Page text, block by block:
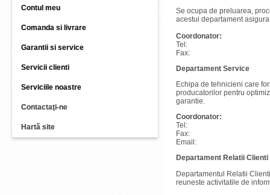
Contul meu
Comanda si livrare
Garantii si service
Servicii clienti
Serviciile noastre
Contactaţi-ne
Hartă site
Se ocupa de preluarea,
acestui departament
Coordonator:
Tel:
Fax:
Departament Service
Echipa de tehnicieni care
producatorilor pentru
garantie.
Coordonator:
Tel:
Fax:
Email:
Departament Relatii Clienti
Departamentul Relatii
reuneste activitatile de